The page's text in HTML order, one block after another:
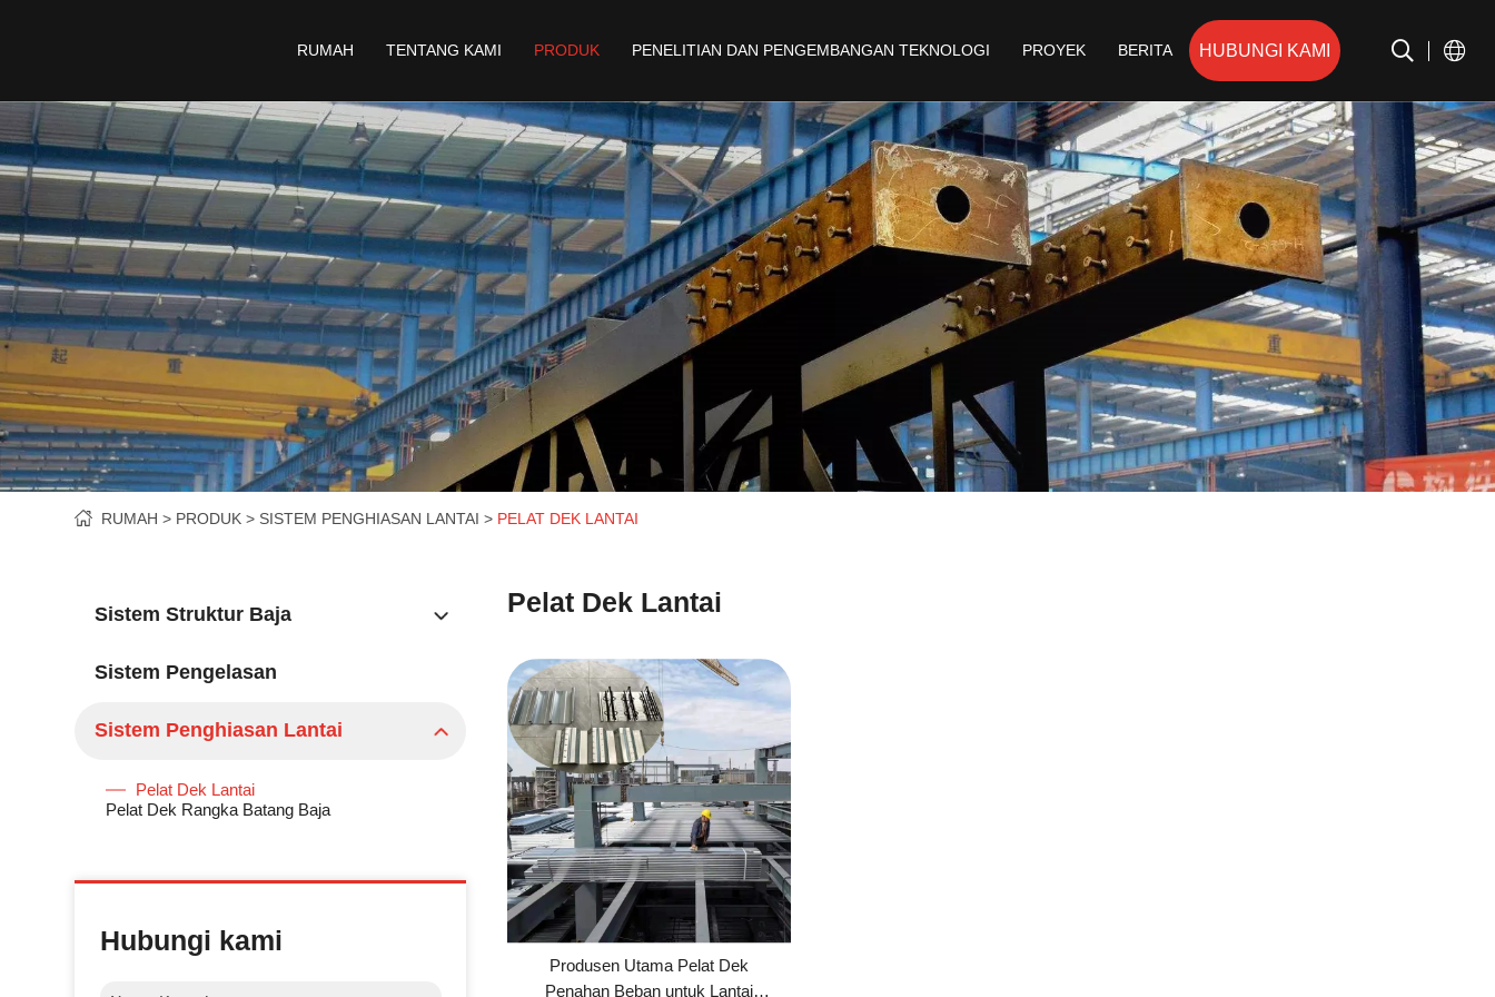
RUMAH TENTANG KAMI PRODUK PENELITIAN DAN PENGEMBANGAN TEKNOLOGI PROYEK BERITA HUBUNGI KAMI
RUMAH PRODUK SISTEM PENGHIASAN LANTAI PELAT DEK LANTAI
Sistem Struktur Baja
Sistem Pengelasan
Sistem Penghiasan Lantai
Pelat Dek Lantai
Pelat Dek Rangka Batang Baja
Hubungi kami
Pelat Dek Lantai
Produsen Utama Pelat Dek
Penahan Beban untuk Lantai